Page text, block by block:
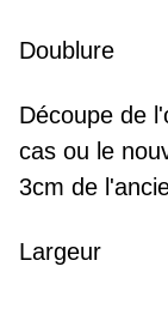
Doublure
Découpe de
cas ou le
3cm de
Largeur